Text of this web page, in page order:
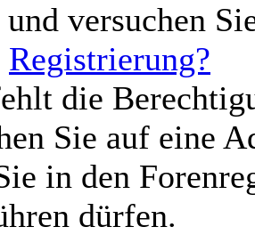
und versuchen
Registrierung?
die
Sie auf eine
in den
dürfen.